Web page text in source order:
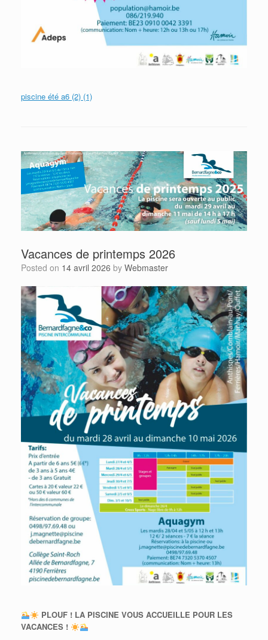
piscine été a6 (2) (1)
Vacances de printemps 2026
Posted on 14 avril 2026 by Webmaster
PLOUF ! LA PISCINE VOUS ACCUEILLE POUR LES
VACANCES !